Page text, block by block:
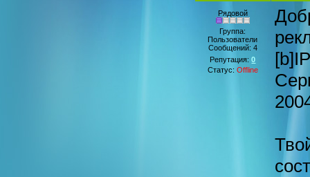
Рядовой
Группа:
Пользователи
Сообщений: 4
Репутация:0
Статус: Offline